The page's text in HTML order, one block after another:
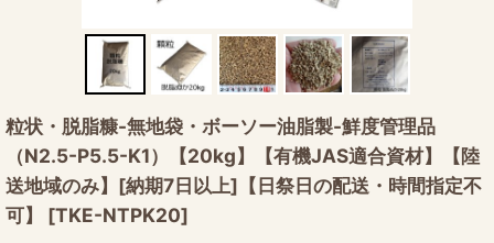
粒状・脱脂糠-無地袋・ボーソー油脂製-鮮度管理品
（N2.5-P5.5-K1）【20kg】【有機JAS適合資材】【陸
送地域のみ】[納期7日以上]【日祭日の配送・時間指定不
可】
[TKE-NTPK20]